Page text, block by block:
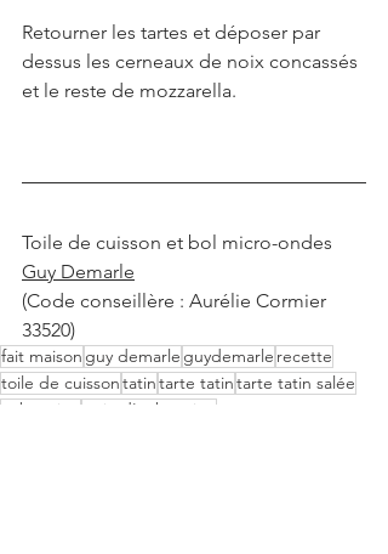
Retourner les tartes et déposer par
dessus les cerneaux de noix concassés
et le reste de mozzarella.
Toile de cuisson et bol micro-ondes
Guy Demarle
(Code conseillère : Aurélie Cormier
33520)
fait maison guy demarle guydemarle recette
toile de cuissontatintarte tatintarte tatin salée
aubergine
tatin d'aubergine